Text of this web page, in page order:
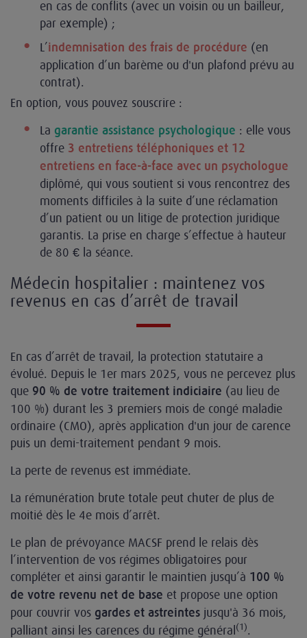
en cas de conflits (avec un voisin ou un bailleur,
par exemple) ;
L’indemnisation des frais de procédure (en
application d’un barème ou d'un plafond prévu au
contrat).
En option, vous pouvez souscrire :
La garantie assistance psychologique : elle vous
offre 3 entretiens téléphoniques et 12
entretiens en face-à-face avec un psychologue
diplômé, qui vous soutient si vous rencontrez des
moments difficiles à la suite d’une réclamation
d’un patient ou un litige de protection juridique
garantis. La prise en charge s’effectue à hauteur
de 80 € la séance.
Médecin hospitalier : maintenez vos
revenus en cas d’arrêt de travail
En cas d’arrêt de travail, la protection statutaire a
évolué. Depuis le 1er mars 2025, vous ne percevez plus
que 90 % de votre traitement indiciaire (au lieu de
100 %) durant les 3 premiers mois de congé maladie
ordinaire (CMO), après application d'un jour de carence
puis un demi-traitement pendant 9 mois.
La perte de revenus est immédiate.
La rémunération brute totale peut chuter de plus de
moitié dès le 4e mois d’arrêt.
Le plan de prévoyance MACSF prend le relais dès
l’intervention de vos régimes obligatoires pour
compléter et ainsi garantir le maintien jusqu’à 100 %
de votre revenu net de base et propose une option
pour couvrir vos gardes et astreintes jusqu'à 36 mois,
palliant ainsi les carences du régime général (1).